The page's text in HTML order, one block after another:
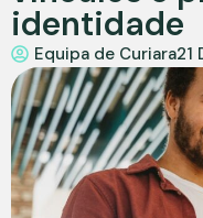
identidade
Equipa de Curiara21